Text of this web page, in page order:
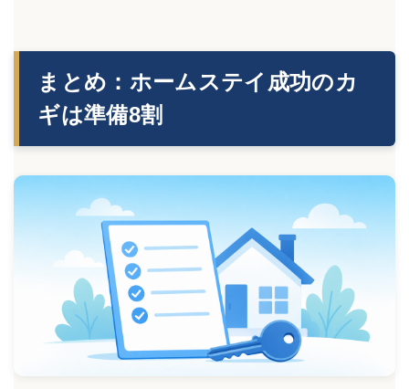
まとめ：ホームステイ成功のカ
ギは準備8割